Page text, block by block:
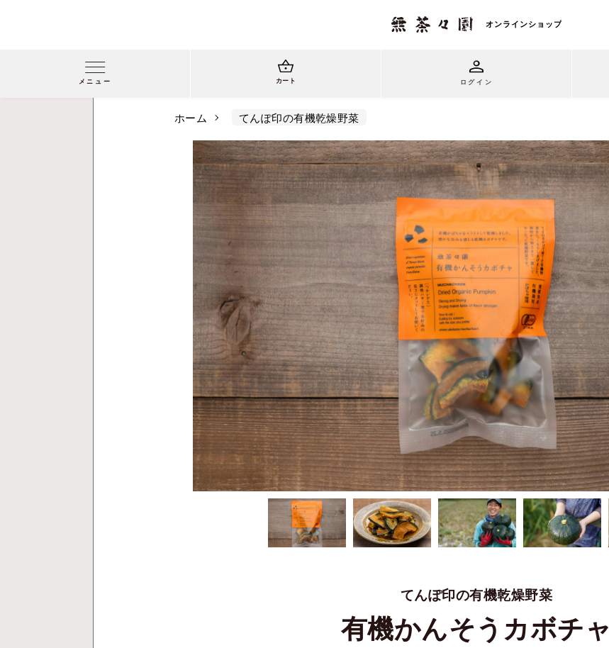
メニュー カート ログイン
ホーム てんぽ印の有機乾燥野菜
てんぽ印の有機乾燥野菜
有機かんそうカボチャ